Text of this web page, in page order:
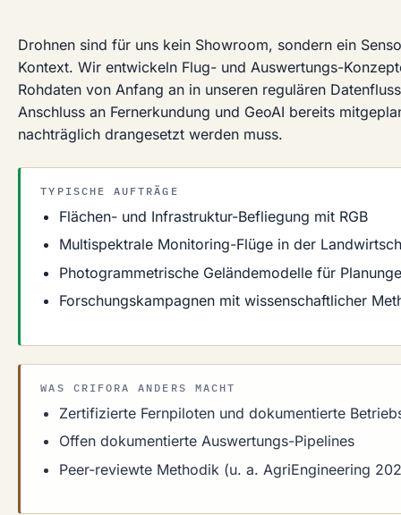
Drohnen sind für uns kein Showroom, sondern ein
Kontext. Wir entwickeln Flug- und Auswertungs-
Rohdaten von Anfang an in unseren regulären
Anschluss an Fernerkundung und GeoAI bereits
nachträglich drangesetzt werden muss.
TYPISCHE AUFTRÄGE
Flächen- und Infrastruktur-Befliegung mit RGB
Multispektrale Monitoring-Flüge in der
Photogrammetrische Geländemodelle für
Forschungskampagnen mit wissenschaftlicher
WAS CRIFORA ANDERS MACHT
Zertifizierte Fernpiloten und dokumentierte
Offen dokumentierte Auswertungs-Pipelines
Peer-reviewte Methodik (u. a. AgriEngineering